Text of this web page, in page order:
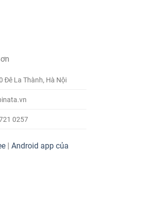
Đê La Thành, Hà Nội
0257
| Android app của